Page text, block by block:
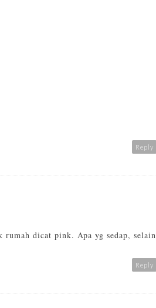
Reply
dicat pink. Apa yg sedap, selain
Reply